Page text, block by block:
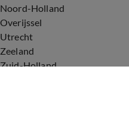
Noord-Holland
Overijssel
Utrecht
Zeeland
Zuid-Holland